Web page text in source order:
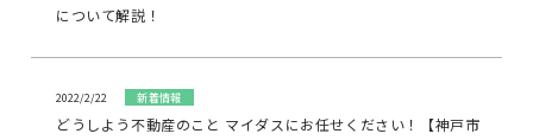
について解説！
2022/2/22 新着情報
どうしよう不動産のこと マイダスにお任せください！【神戸市